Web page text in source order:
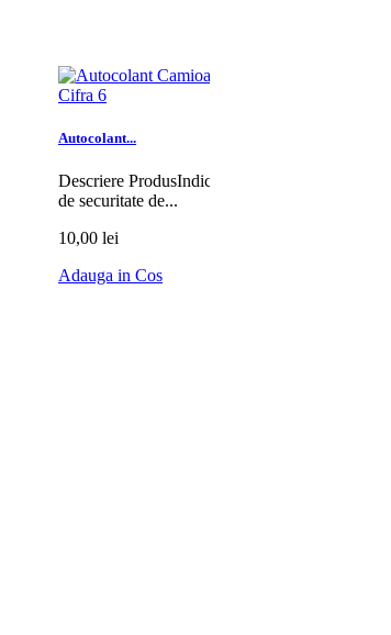
Autocolant...
Descriere ProdusIndicator
de securitate de...
10,00 lei
Adauga in Cos